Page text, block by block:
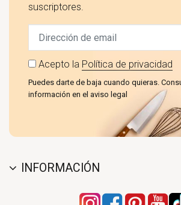
suscriptores.
Acepto la Política de privacidad
Puedes darte de baja cuando quieras.
información en el aviso legal
INFORMACIÓN